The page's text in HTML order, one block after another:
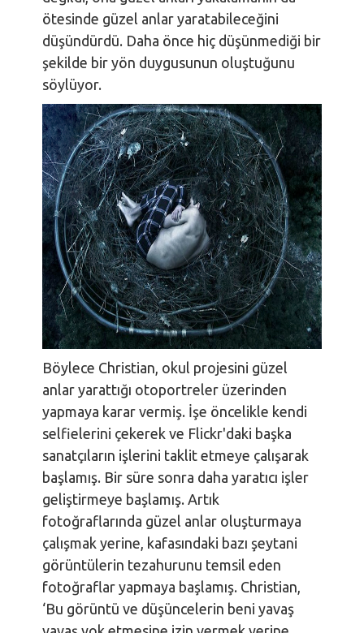
ötesinde güzel anlar yaratabileceğini
düşündürdü. Daha önce hiç düşünmediği bir
şekilde bir yön duygusunun oluştuğunu
söylüyor.
Böylece Christian, okul projesini güzel
anlar yarattığı otoportreler üzerinden
yapmaya karar vermiş. İşe öncelikle kendi
selfielerini çekerek ve Flickr'daki başka
sanatçıların işlerini taklit etmeye çalışarak
başlamış. Bir süre sonra daha yaratıcı işler
geliştirmeye başlamış. Artık
fotoğraflarında güzel anlar oluşturmaya
çalışmak yerine, kafasındaki bazı şeytani
görüntülerin tezahurunu temsil eden
fotoğraflar yapmaya başlamış. Christian,
‘Bu görüntü ve düşüncelerin beni yavaş